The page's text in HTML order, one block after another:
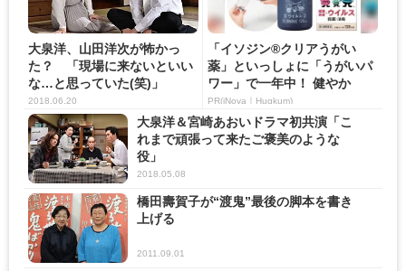
大泉洋、山田洋次が怖かっ
た？ 「現場に来ないといい
な…と思っていた(笑)」
2018.06.20
「イソジン®クリアうがい
薬」といっしょに「うがいパ
ワー」で一年中！ 健やか
PR(iNova｜Hugkum)
大泉洋＆宮崎あおいドラマ初共演「こ
れまで頑張って来たご褒美のような
役」
2018.05.08
橋田壽賀子が“渡鬼”最後の脚本を書き
上げる
2011.09.01